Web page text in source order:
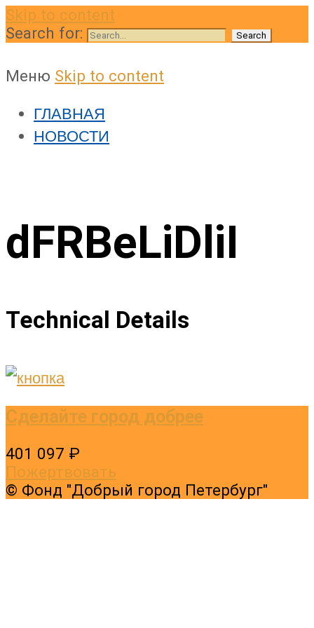
Skip to content
Search for:
Меню Skip to content
ГЛАВНАЯ
НОВОСТИ
dFRBeLiDliI
Technical Details
Сделайте город добрее
401 097 ₽
Пожертвовать
© Фонд "Добрый город Петербург"